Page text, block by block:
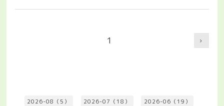
1
2026-08（5） 2026-07（18） 2026-06（19）